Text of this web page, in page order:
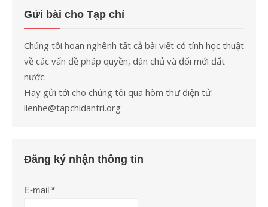
Gửi bài cho Tạp chí
Chúng tôi hoan nghênh tất cả bài viết có tính học thuật
về các vấn đề pháp quyền, dân chủ và đổi mới đất
nước.
Hãy gửi tới cho chúng tôi qua hòm thư điện tử:
lienhe@tapchidantri.org
Đăng ký nhận thông tin
E-mail *